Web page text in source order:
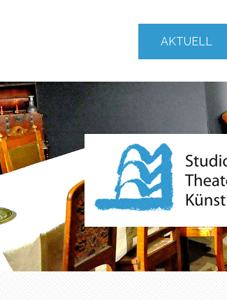
AKTUELL